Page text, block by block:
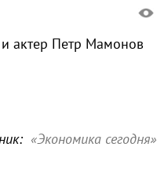
актер Петр Мамонов
«Экономика сегодня»